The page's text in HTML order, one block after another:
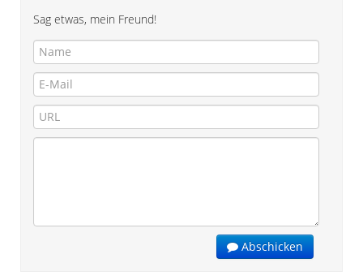
Sag etwas, mein Freund!
Abschicken